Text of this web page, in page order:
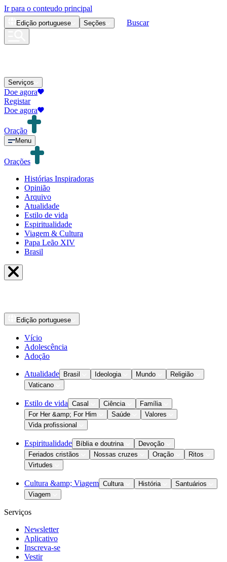
Ir para o conteudo principal
Edição portuguese Seções Buscar
Serviços
Doe agora
Registar
Doe agora
Oração
Menu
Orações
Histórias Inspiradoras
Opinião
Arquivo
Atualidade
Estilo de vida
Espiritualidade
Viagem & Cultura
Papa Leão XIV
Brasil
Edição portuguese
Vício
Adolescência
Adoção
Atualidade Brasil Ideologia Mundo
Religião
Vaticano
Estilo de vida Casal Ciência
Família
For Her &amp; For Him
Saúde
Valores
Vida profissional
Espiritualidade Bíblia e doutrina
Devoção
Feriados cristãos
Nossas cruzes Oração
Ritos
Virtudes
Cultura &amp; Viagem Cultura História
Santuários
Viagem
Serviços
Newsletter
Aplicativo
Inscreva-se
Vestir